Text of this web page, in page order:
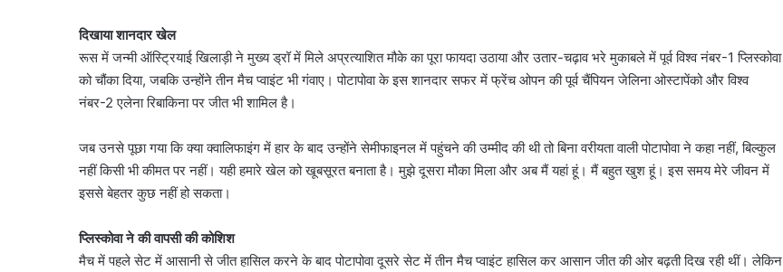
दिखाया शानदार खेल
रूस में जन्मी ऑस्ट्रियाई खिलाड़ी ने मुख्य ड्रॉ में मिले अप्रत्याशित मौके का पूरा फायदा उठाया और उतार-चढ़ाव भरे मुकाबले में पूर्व विश्व नंबर-1 प्लिस्कोवा
को चौंका दिया, जबकि उन्होंने तीन मैच प्वाइंट भी गंवाए। पोटापोवा के इस शानदार सफर में फ्रेंच ओपन की पूर्व चैंपियन जेलिना ओस्टापेंको और विश्व
नंबर-2 एलेना रिबाकिना पर जीत भी शामिल है।
जब उनसे पूछा गया कि क्या क्वालिफाइंग में हार के बाद उन्होंने सेमीफाइनल में पहुंचने की उम्मीद की थी तो बिना वरीयता वाली पोटापोवा ने कहा नहीं, बिल्कुल
नहीं किसी भी कीमत पर नहीं। यही हमारे खेल को खूबसूरत बनाता है। मुझे दूसरा मौका मिला और अब मैं यहां हूं। मैं बहुत खुश हूं। इस समय मेरे जीवन में
इससे बेहतर कुछ नहीं हो सकता।
प्लिस्कोवा ने की वापसी की कोशिश
मैच में पहले सेट में आसानी से जीत हासिल करने के बाद पोटापोवा दूसरे सेट में तीन मैच प्वाइंट हासिल कर आसान जीत की ओर बढ़ती दिख रही थीं। लेकिन